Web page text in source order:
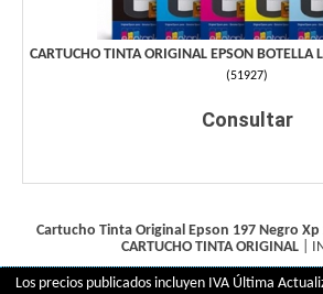
CARTUCHO TINTA ORIGINAL EPSON BOTELLA
(51927)
Consultar
Cartucho Tinta Original Epson 197 Negro
CARTUCHO TINTA ORIGINAL
Los precios publicados incluyen IVA Última